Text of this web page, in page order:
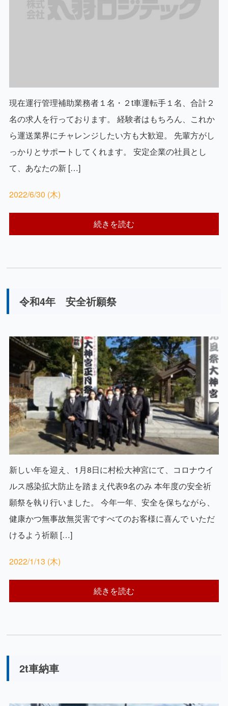
現在運行管理補助業務者１名・２t車運転手１名、合計２
名の求人を行っております。 経験者はもちろん、これか
ら運送業界にチャレンジしたい方も大歓迎。 先輩方がし
っかりとサポートしてくれます。 安定企業の社員とし
て、あなたの新 […]
2022/6/30 (木)
続きを読む
令和4年 安全祈願祭
新しい年を迎え、1月8日に村松大神宮にて、コロナウイ
ルス感染拡大防止を踏まえ代表9名のみ 本年度の安全祈
願祭を執り行いました。 今年一年、安全を保ちながら、
健康かつ無事故無災害ですべてのお客様に喜んで いただ
けるよう祈願 […]
2022/1/13 (木)
続きを読む
2t車納車